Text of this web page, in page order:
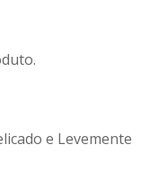
e Levemente